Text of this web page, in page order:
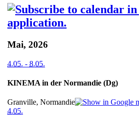
Mai, 2026
4.05. - 8.05.
KINEMA in der Normandie (Dg)
Granville, Normandie
4.05.